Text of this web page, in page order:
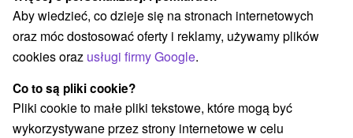
Rezerwacja i wybór oferty
Przejdź do lokalizacji
Aby wiedzieć, co dzieje się na stronach internetowych
oraz móc dostosować oferty i reklamy, używamy plików
cookies oraz usługi firmy Google.
Co to są pliki cookie?
Pliki cookie to małe pliki tekstowe, które mogą być
wykorzystywane przez strony internetowe w celu